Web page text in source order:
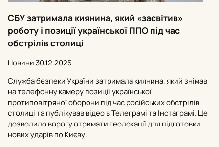
СБУ затримала киянина, який «засвітив»
роботу і позиції української ППО під час
обстрілів столиці
Новини 30.12.2025
Служба безпеки України затримала киянина, який знімав
на телефонну камеру позиції української
протиповітряної оборони під час російських обстрілів
столиці та публікував відео в Телеграмі та Інстаграмі. Це
дозволило ворогу отримати геолокації для підготовки
нових ударів по Києву.